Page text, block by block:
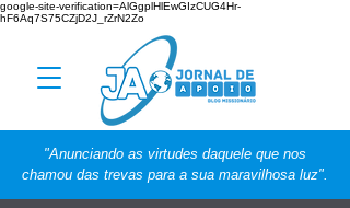
google-site-verification=AlGgplHlEwGIzCUG4Hr-
hF6Aq7S75CZjD2J_rZrN2Zo
"Anunciando as virtudes daquele que nos
chamou das trevas para a sua maravilhosa luz".